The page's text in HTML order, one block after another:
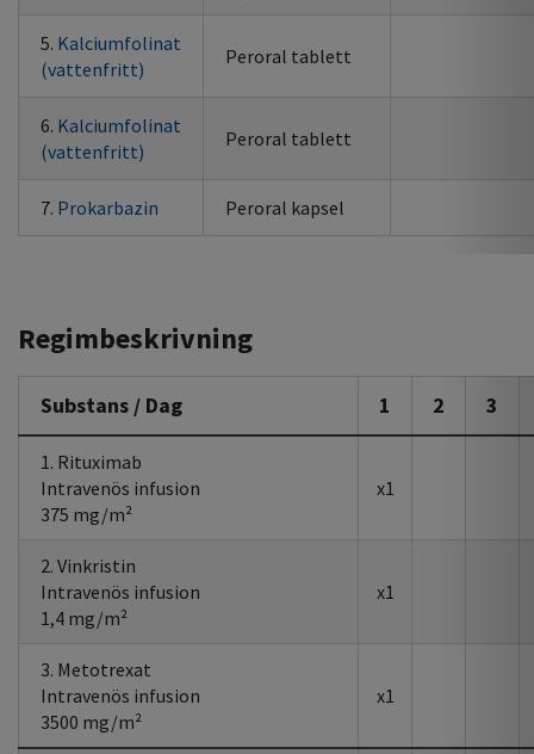
5. Kalciumfolinat
(vattenfritt)
Peroral tablett
6. Kalciumfolinat
(vattenfritt)
Peroral tablett
7. Prokarbazin Peroral kapsel
Regimbeskrivning
Substans / Dag 1 2 3
1. Rituximab
Intravenös infusion
375 mg/m²
x1
2. Vinkristin
Intravenös infusion
1,4 mg/m²
x1
3. Metotrexat
Intravenös infusion
3500 mg/m²
x1